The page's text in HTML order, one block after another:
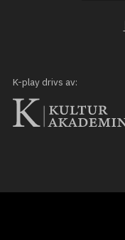
Mina favoriter
K-play drivs av: